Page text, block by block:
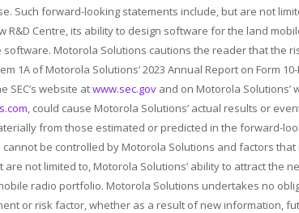
Such forward-looking statements include, but are not
R&D Centre, its ability to design software for the land
Motorola Solutions cautions the reader that the
1A of Motorola Solutions’ 2023 Annual Report on Form
SEC’s website atwww.sec.gov and on Motorola Solutions’
, could cause Motorola Solutions’ actual results or
from those estimated or predicted in the forward-
be controlled by Motorola Solutions and factors
are not limited to, Motorola Solutions’ ability to attract the
radio portfolio. Motorola Solutions undertakes no
or risk factor, whether as a result of new information,